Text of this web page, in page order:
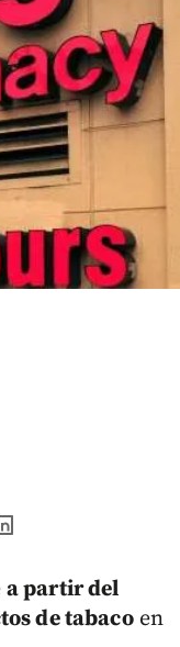
a partir del
de tabacoen